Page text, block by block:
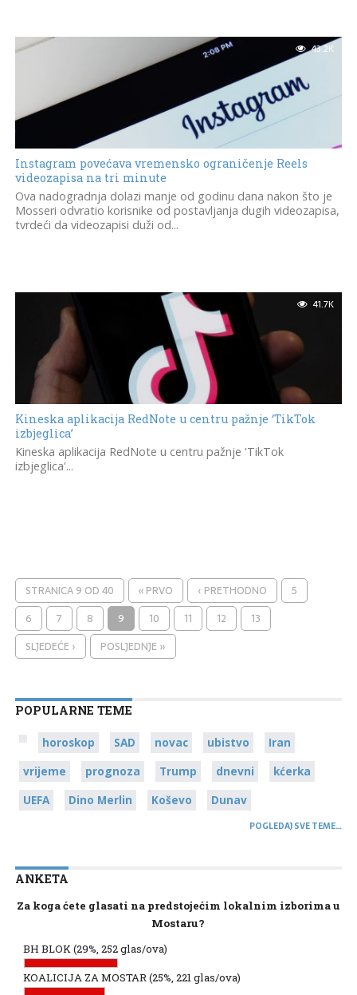
43.2K
Instagram povećava vremensko ograničenje Reels
videozapisa na tri minute
Ova nadogradnja dolazi manje od godinu dana nakon što je
Mosseri odvratio korisnike od postavljanja dugih videozapisa,
tvrdeći da videozapisi duži od...
41.7K
Kineska aplikacija RedNote u centru pažnje ‘TikTok
izbjeglica’
Kineska aplikacija RedNote u centru pažnje 'TikTok
izbjeglica'...
STRANICA 9 OD 40 « PRVO ‹ PRETHODNO
5
6
7 8 9 10 11 12
13
SLJEDEĆE ›
POSLJEDNJE »
POPULARNE TEME
horoskop SAD novac ubistvo
Iran
vrijeme
prognoza Trump dnevni
kćerka
UEFA
Dino Merlin Koševo Dunav
POGLEDAJ SVE TEME…
ANKETA
Za koga ćete glasati na predstojećim lokalnim izborima u
Mostaru?
BH BLOK(29%, 252 glas/ova)
KOALICIJA ZA MOSTAR(25%, 221 glas/ova)